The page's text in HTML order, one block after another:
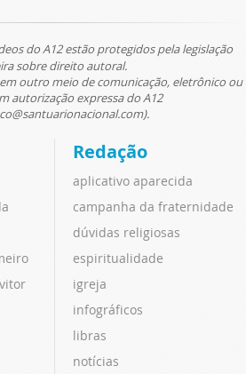
do A12 estão protegidos pela legislação
sobre direito autoral.
outro meio de comunicação, eletrônico ou
autorização expressa do A12
Redação
aplicativo aparecida
campanha da fraternidade
dúvidas religiosas
espiritualidade
igreja
infográficos
libras
notícias